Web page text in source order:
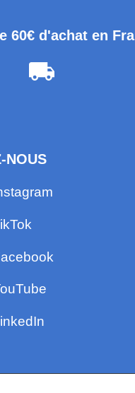
60€ d'achat en
NOUS